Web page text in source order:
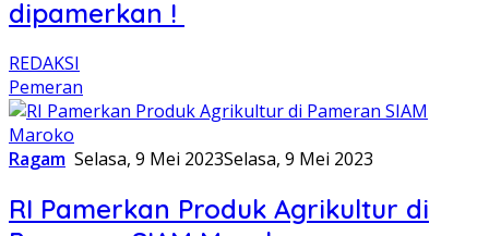
dipamerkan !
REDAKSI
Pemeran
Ragam Selasa, 9 Mei 2023Selasa, 9 Mei 2023
RI Pamerkan Produk Agrikultur di